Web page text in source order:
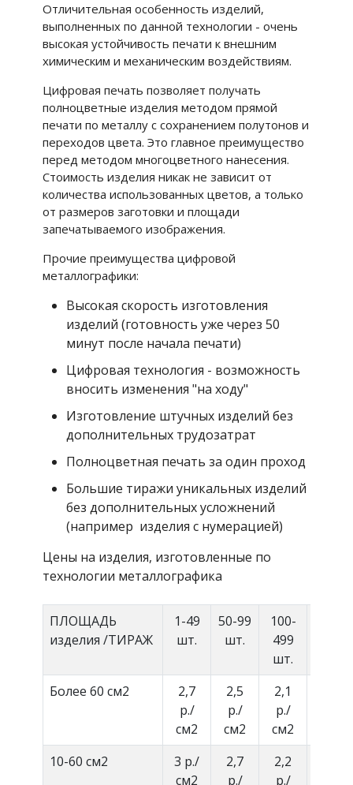
Отличительная особенность изделий,
выполненных по данной технологии - очень
высокая устойчивость печати к внешним
химическим и механическим воздействиям.
Цифровая печать позволяет получать
полноцветные изделия методом прямой
печати по металлу с сохранением полутонов и
переходов цвета. Это главное преимущество
перед методом многоцветного нанесения.
Стоимость изделия никак не зависит от
количества использованных цветов, а только
от размеров заготовки и площади
запечатываемого изображения.
Прочие преимущества цифровой
металлографики:
Высокая скорость изготовления
изделий (готовность уже через 50
минут после начала печати)
Цифровая технология - возможность
вносить изменения "на ходу"
Изготовление штучных изделий без
дополнительных трудозатрат
Полноцветная печать за один проход
Большие тиражи уникальных изделий
без дополнительных усложнений
(например изделия с нумерацией)
Цены на изделия, изготовленные по
технологии металлографика
ПЛОЩАДЬ
изделия /ТИРАЖ
1-49
шт.
50-99
шт.
100-
499
шт.
Более 60 см2
2,7
р./
см2
2,5
р./
см2
2,1
р./
см2
10-60 см2
3 р./
см2
2,7
р./
2,2
р./